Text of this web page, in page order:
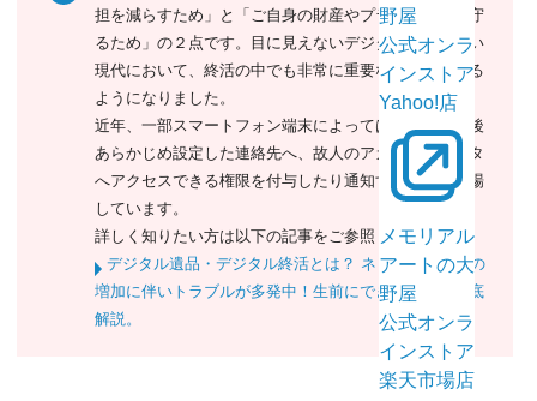
野屋
公式オンラ
インストア
Yahoo!店
メモリアル
アートの大
野屋
公式オンラ
インストア
楽天市場店
担を減らすため」と「ご自身の財産やプライバシーを守
るため」の２点です。目に見えないデジタル情報が多い
現代において、終活の中でも非常に重要な位置を占める
ようになりました。
近年、一部スマートフォン端末によっては本人の逝去後
あらかじめ設定した連絡先へ、故人のアカウントデータ
へアクセスできる権限を付与したり通知する手段も登場
しています。
詳しく知りたい方は以下の記事をご参照ください。
デジタル遺品・デジタル終活とは？ ネットユーザーの
増加に伴いトラブルが多発中！生前にできる対策を徹底
解説。